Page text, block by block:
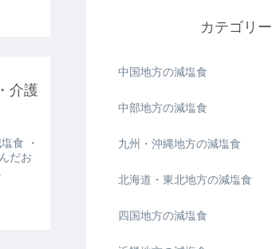
介護
食 ・
だお
カテゴリー
中国地方の減塩食
中部地方の減塩食
九州・沖縄地方の減塩食
北海道・東北地方の減塩食
四国地方の減塩食